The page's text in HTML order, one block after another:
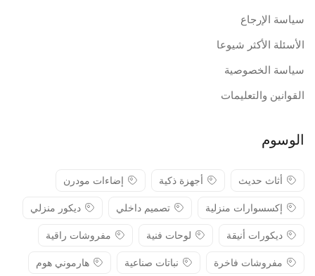
سياسة الإرجاع
الأسئلة الأكثر شيوعا
سياسة الخصوصية
القوانين والتعليمات
الوسوم
أثاث حديث أجهزة ذكية
إضاءات مودرن
إكسسوارات منزلية
تصميم داخلي
ديكور منزلي
ديكورات أنيقة
لوحات فنية
مفروشات راقية
مفروشات فاخرة
نباتات صناعية هارموني هوم